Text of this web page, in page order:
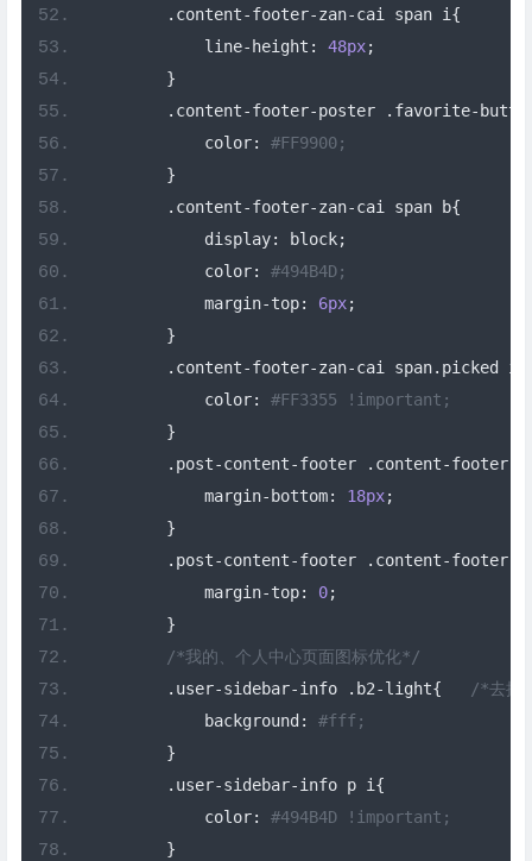
. content-footer-zan-cai span i {
            line
- height : 48px;
}
. content-footer-poster . favorite-
            color
:
#FF9900;
}
. content-footer-zan-cai span b{
            display
: block;
            color
:
#494B4D;
            margin
-top: 6px;
}
. content-footer-zan-cai span. picked i
            color
:
#FF3355 !important;
}
. post-content-footer . content-footer-
            margin
- bottom: 18px;
}
. post-content-footer . content-footer-
            margin
-top: 0;
}
/*我的、个人中心页面图标优化*/
. user-sidebar-info . b2-light{
/*去掉
            background
:
#fff;
}
. user-sidebar-info p i {
            color
:
#494B4D !important;
}